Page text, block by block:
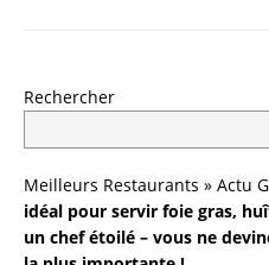
Rechercher
Meilleurs Restaurants » Actu
idéal pour servir foie gras,
un chef étoilé – vous ne